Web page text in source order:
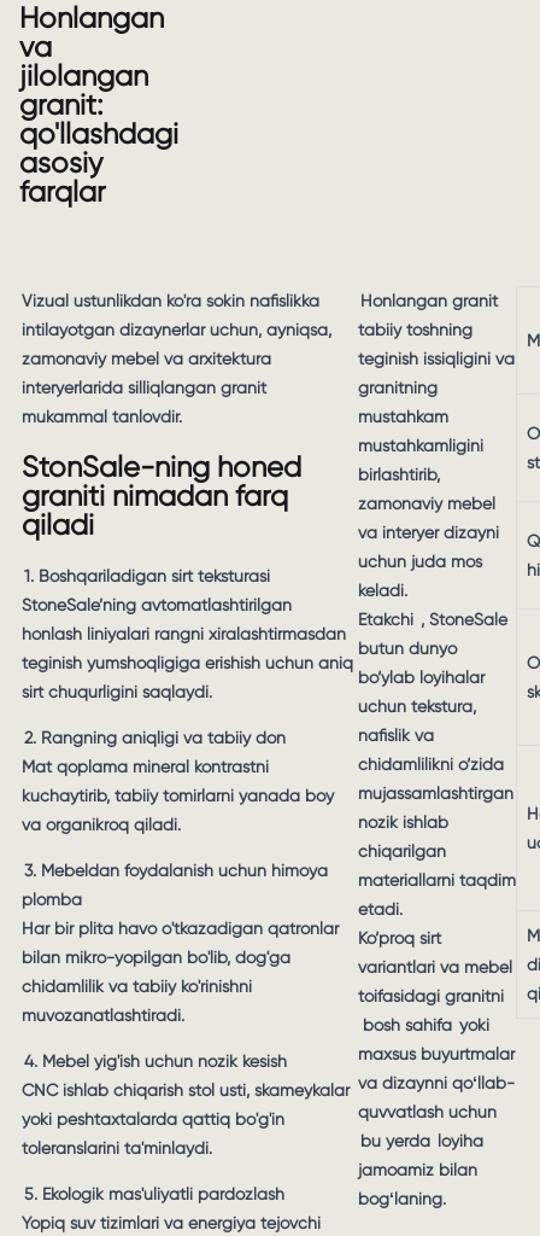
Honlangan
va
jilolangan
granit:
qo'llashdagi
asosiy
farqlar
Vizual ustunlikdan ko'ra sokin nafislikka
intilayotgan dizaynerlar uchun, ayniqsa,
zamonaviy mebel va arxitektura
interyerlarida silliqlangan granit
mukammal tanlovdir.
StonSale-ning honed
graniti nimadan farq
qiladi
1. Boshqariladigan sirt teksturasi
StoneSale’ning avtomatlashtirilgan
honlash liniyalari rangni xiralashtirmasdan
teginish yumshoqligiga erishish uchun aniq
sirt chuqurligini saqlaydi.
2. Rangning aniqligi va tabiiy don
Mat qoplama mineral kontrastni
kuchaytirib, tabiiy tomirlarni yanada boy
va organikroq qiladi.
3. Mebeldan foydalanish uchun himoya
plomba
Har bir plita havo o'tkazadigan qatronlar
bilan mikro-yopilgan bo'lib, dog'ga
chidamlilik va tabiiy ko'rinishni
muvozanatlashtiradi.
4. Mebel yig'ish uchun nozik kesish
CNC ishlab chiqarish stol usti, skameykalar
yoki peshtaxtalarda qattiq bo'g'in
toleranslarini ta'minlaydi.
5. Ekologik mas'uliyatli pardozlash
Yopiq suv tizimlari va energiya tejovchi
Honlangan granit
tabiiy toshning
teginish issiqligini va
granitning
mustahkam
mustahkamligini
birlashtirib,
zamonaviy mebel
va interyer dizayni
uchun juda mos
keladi.
Etakchi , StoneSale
butun dunyo
bo‘ylab loyihalar
uchun tekstura,
nafislik va
chidamlilikni o‘zida
mujassamlashtirgan
nozik ishlab
chiqarilgan
materiallarni taqdim
etadi.
Ko‘proq sirt
variantlari va mebel
toifasidagi granitni
bosh sahifa yoki
maxsus buyurtmalar
va dizaynni qoʻllab-
quvvatlash uchun
bu yerda loyiha
jamoamiz bilan
bogʻlaning.